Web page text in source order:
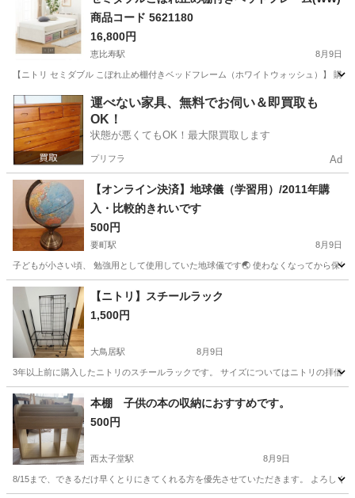
商品コード 5621180
16,800円
恵比寿駅 8月9日
【ニトリ セミダブル こぼれ止め棚付きベッドフレーム（ホワイトウォッシュ）】 購
東京 目黒区 恵比寿駅 ベッド
運べない家具、無料でお伺い＆即買取も
OK！
状態が悪くてもOK！最大限買取します
プリフラ Ad
【オンライン決済】地球儀（学習用）/2011年購
入・比較的きれいです
500円
要町駅 8月9日
子どもが小さい頃、 勉強用として使用していた地球儀です🌏 使わなくなってから保
東京 豊島区 要町駅 インテリア雑貨/小物
【ニトリ】スチールラック
1,500円
大鳥居駅 8月9日
3年以上前に購入したニトリのスチールラックです。 サイズについてはニトリの拝借
東京 大田区 大鳥居駅 収納家具 ニトリ
本棚 子供の本の収納におすすめです。
500円
西太子堂駅 8月9日
8/15まで、できるだけ早くとりにきてくれる方を優先させていただきます。 よろし